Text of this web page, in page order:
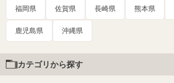
福岡県 佐賀県 長崎県 熊本県
鹿児島県 沖縄県
カテゴリから探す